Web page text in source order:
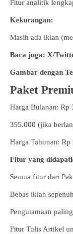
Fitur analitik
Kekurangan:
Masih ada iklan
Baca juga: X/
Gambar dengan
Paket
Harga Bulanan: Rp
355.000 (jika
Harga Tahunan: Rp
Fitur yang
Semua fitur dari
Bebas iklan
Pengutamaan
Fitur Tulis Artikel